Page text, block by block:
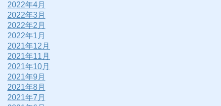
2022年4月
2022年3月
2022年2月
2022年1月
2021年12月
2021年11月
2021年10月
2021年9月
2021年8月
2021年7月